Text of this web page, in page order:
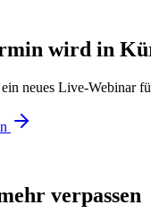
wird in
neues Live-Webinar
verpassen